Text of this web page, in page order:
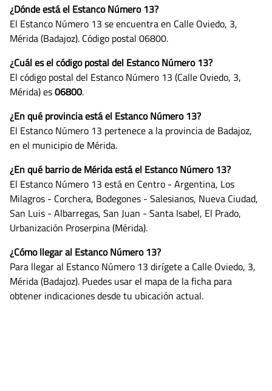
¿Dónde está el Estanco Número 13?
El Estanco Número 13 se encuentra en Calle Oviedo, 3,
Mérida (Badajoz). Código postal 06800.
¿Cuál es el código postal del Estanco Número 13?
El código postal del Estanco Número 13 (Calle Oviedo, 3,
Mérida) es06800.
¿En qué provincia está el Estanco Número 13?
El Estanco Número 13 pertenece a la provincia de Badajoz,
en el municipio de Mérida.
¿En qué barrio de Mérida está el Estanco Número 13?
El Estanco Número 13 está en Centro - Argentina, Los
Milagros - Corchera, Bodegones - Salesianos, Nueva Ciudad,
San Luis - Albarregas, San Juan - Santa Isabel, El Prado,
Urbanización Proserpina (Mérida).
¿Cómo llegar al Estanco Número 13?
Para llegar al Estanco Número 13 dirígete a Calle Oviedo, 3,
Mérida (Badajoz). Puedes usar el mapa de la ficha para
obtener indicaciones desde tu ubicación actual.